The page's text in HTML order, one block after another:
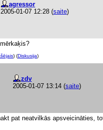
agressor
2005-01-07 12:28 (saite)
) (Diskusija)
zdv
2005-01-07 13:14 (saite)
pat neatvilkās apsveicināties,